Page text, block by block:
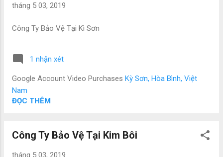
tháng 5 03, 2019
Công Ty Bảo Vệ Tại Kì Sơn
1 nhận xét
Google Account Video Purchases Kỳ Sơn, Hòa Bình, Việt
Nam
ĐỌC THÊM
Công Ty Bảo Vệ Tại Kim Bôi
tháng 5 03, 2019